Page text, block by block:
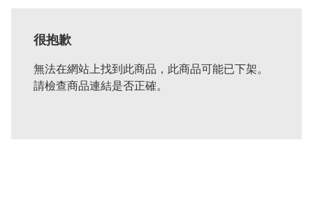
很抱歉
無法在網站上找到此商品，此商品可能已下架。
請檢查商品連結是否正確。